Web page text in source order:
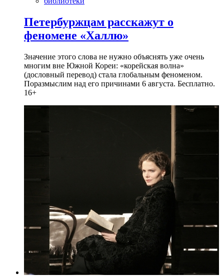
Петербуржцам расскажут о
феномене «Халлю»
Значение этого слова не нужно объяснять уже очень
многим вне Южной Кореи: «корейская волна»
(дословный перевод) стала глобальным феноменом.
Поразмыслим над его причинами 6 августа. Бесплатно.
16+